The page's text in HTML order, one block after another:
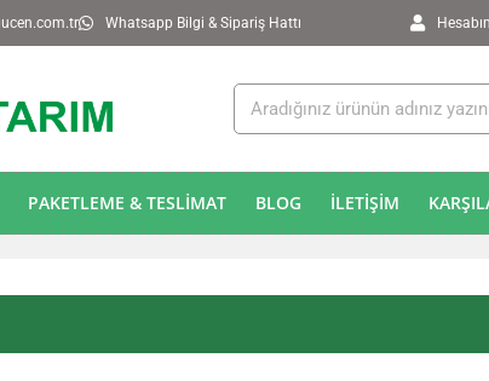
Whatsapp Bilgi & Sipariş Hattı
PAKETLEME & TESLIMAT BLOG İLETIŞIM